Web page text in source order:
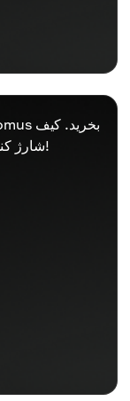
پول خود را همین حالا با توکن‌های DOGE شارژ کنید!